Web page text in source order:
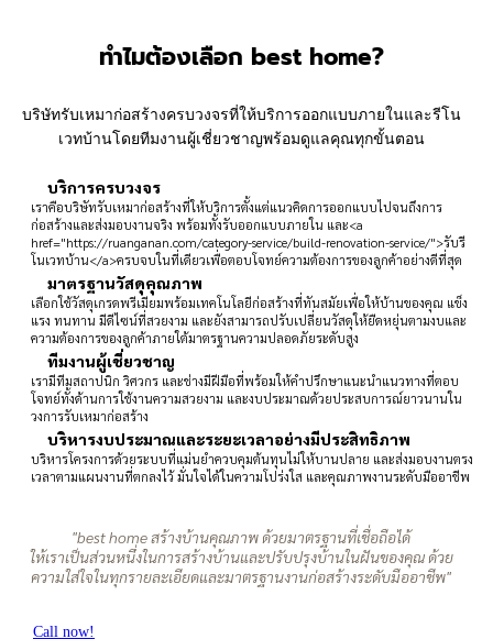
ทำไมต้องเลือก best home?
บริษัทรับเหมาก่อสร้างครบวงจรที่ให้บริการออกแบบภายในและรีโน
เวทบ้านโดยทีมงานผู้เชี่ยวชาญพร้อมดูแลคุณทุกขั้นตอน
บริการครบวงจร
เราคือบริษัทรับเหมาก่อสร้างที่ให้บริการตั้งแต่แนวคิดการออกแบบไปจนถึงการ
ก่อสร้างและส่งมอบงานจริง พร้อมทั้งรับออกแบบภายใน และ<a
href="https://ruanganan.com/category-service/build-renovation-service/">รับรี
โนเวทบ้าน</a>ครบจบในที่เดียวเพื่อตอบโจทย์ความต้องการของลูกค้าอย่างดีที่สุด
มาตรฐานวัสดุคุณภาพ
เลือกใช้วัสดุเกรดพรีเมียมพร้อมเทคโนโลยีก่อสร้างที่ทันสมัยเพื่อให้บ้านของคุณ แข็ง
แรง ทนทาน มีดีไซน์ที่สวยงาม และยังสามารถปรับเปลี่ยนวัสดุให้ยืดหยุ่นตามงบและ
ความต้องการของลูกค้าภายใต้มาตรฐานความปลอดภัยระดับสูง
ทีมงานผู้เชี่ยวชาญ
เรามีทีมสถาปนิก วิศวกร และช่างมีฝีมือที่พร้อมให้คำปรึกษาแนะนำแนวทางที่ตอบ
โจทย์ทั้งด้านการใช้งานความสวยงาม และงบประมาณด้วยประสบการณ์ยาวนานใน
วงการรับเหมาก่อสร้าง
บริหารงบประมาณและระยะเวลาอย่างมีประสิทธิภาพ
บริหารโครงการด้วยระบบที่แม่นยำควบคุมต้นทุนไม่ให้บานปลาย และส่งมอบงานตรง
เวลาตามแผนงานที่ตกลงไว้ มั่นใจได้ในความโปร่งใส และคุณภาพงานระดับมืออาชีพ
"best home สร้างบ้านคุณภาพ ด้วยมาตรฐานที่เชื่อถือได้
ให้เราเป็นส่วนหนึ่งในการสร้างบ้านและปรับปรุงบ้านในฝันของคุณ ด้วย
ความใส่ใจในทุกรายละเอียดและมาตรฐานงานก่อสร้างระดับมืออาชีพ"
Call now!